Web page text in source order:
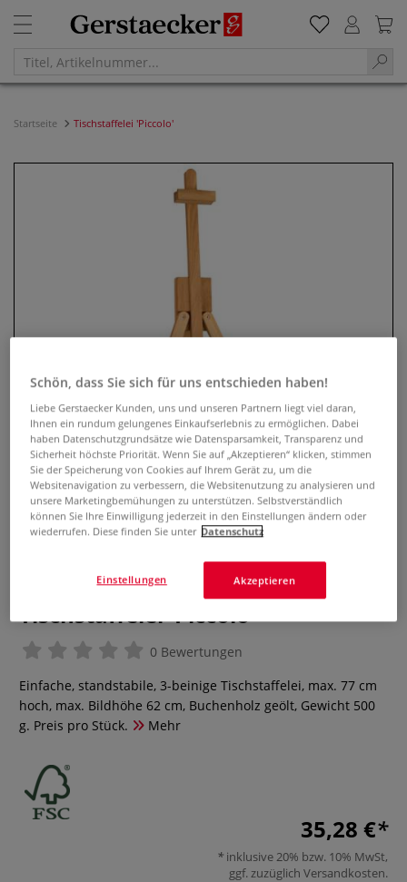
Startseite Tischstaffelei 'Piccolo'
Tischstaffelei 'Piccolo'
0 Bewertungen
Einfache, standstabile, 3-beinige Tischstaffelei, max. 77 cm
hoch, max. Bildhöhe 62 cm, Buchenholz geölt, Gewicht 500
g. Preis pro Stück.
Mehr
35,28 €
inklusive 20% bzw. 10% MwSt,
ggf. zuzüglich Versandkosten.
Schön, dass Sie sich für uns entschieden haben!
Liebe Gerstaecker Kunden, uns und unseren Partnern liegt viel daran,
Ihnen ein rundum gelungenes Einkaufserlebnis zu ermöglichen. Dabei
haben Datenschutzgrundsätze wie Datensparsamkeit, Transparenz und
Sicherheit höchste Priorität. Wenn Sie auf „Akzeptieren“ klicken, stimmen
Sie der Speicherung von Cookies auf Ihrem Gerät zu, um die
Websitenavigation zu verbessern, die Websitenutzung zu analysieren und
unsere Marketingbemühungen zu unterstützen. Selbstverständlich
können Sie Ihre Einwilligung jederzeit in den Einstellungen ändern oder
wiederrufen. Diese finden Sie unter Datenschutz
Akzeptieren
Einstellungen